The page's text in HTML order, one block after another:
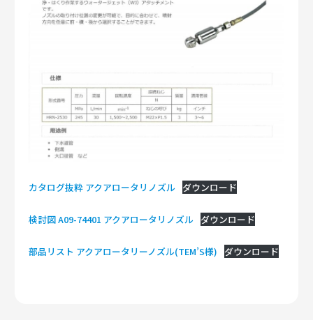
カタログ抜粋 アクアロータリノズル ダウンロード
検討図 A09-74401 アクアロータリノズル ダウンロード
部品リスト アクアロータリーノズル(TEM’S様) ダウンロード